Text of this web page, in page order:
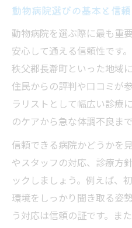
専門診療と動物病
動物病院ジェネラ
安心感重視なら地域
動物病院地域密着
地域密着の動物
動物病院で期待
地域密着動物病院
口コミから見極める
動物病院の口コミ
動物病院の良い評
動物病院選びの基本と信
動物病院を選ぶ際に最も重
安心して通える信頼性です
秩父郡長瀞町といった地域
住民からの評判や口コミが
ラリストとして幅広い診療
のケアから急な体調不良ま
信頼できる病院かどうかを
やスタッフの対応、診療方
ックしましょう。例えば、
環境をしっかり聞き取る姿
う対応は信頼の証です。ま